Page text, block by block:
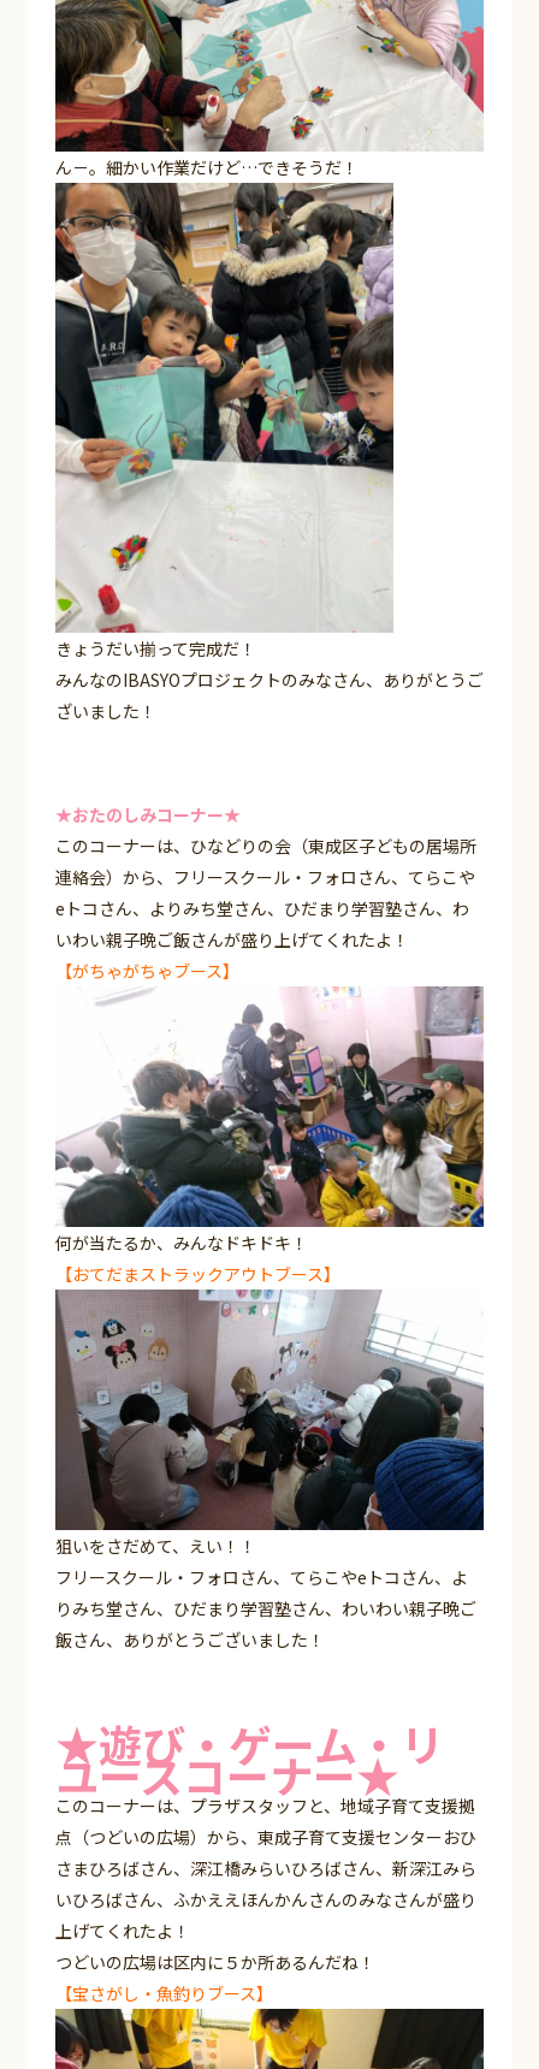
ん－。細かい作業だけど…できそうだ！
きょうだい揃って完成だ！
みんなのIBASYOプロジェクトのみなさん、ありがとうご
ざいました！
★おたのしみコーナー★
このコーナーは、ひなどりの会（東成区子どもの居場所
連絡会）から、フリースクール・フォロさん、てらこや
eトコさん、よりみち堂さん、ひだまり学習塾さん、わ
いわい親子晩ご飯さんが盛り上げてくれたよ！
【がちゃがちゃブース】
何が当たるか、みんなドキドキ！
【おてだまストラックアウトブース】
狙いをさだめて、えい！！
フリースクール・フォロさん、てらこやeトコさん、よ
りみち堂さん、ひだまり学習塾さん、わいわい親子晩ご
飯さん、ありがとうございました！
★遊び・ゲーム・リ
ユースコーナー★
このコーナーは、プラザスタッフと、地域子育て支援拠
点（つどいの広場）から、東成子育て支援センターおひ
さまひろばさん、深江橋みらいひろばさん、新深江みら
いひろばさん、ふかええほんかんさんのみなさんが盛り
上げてくれたよ！
つどいの広場は区内に５か所あるんだね！
【宝さがし・魚釣りブース】